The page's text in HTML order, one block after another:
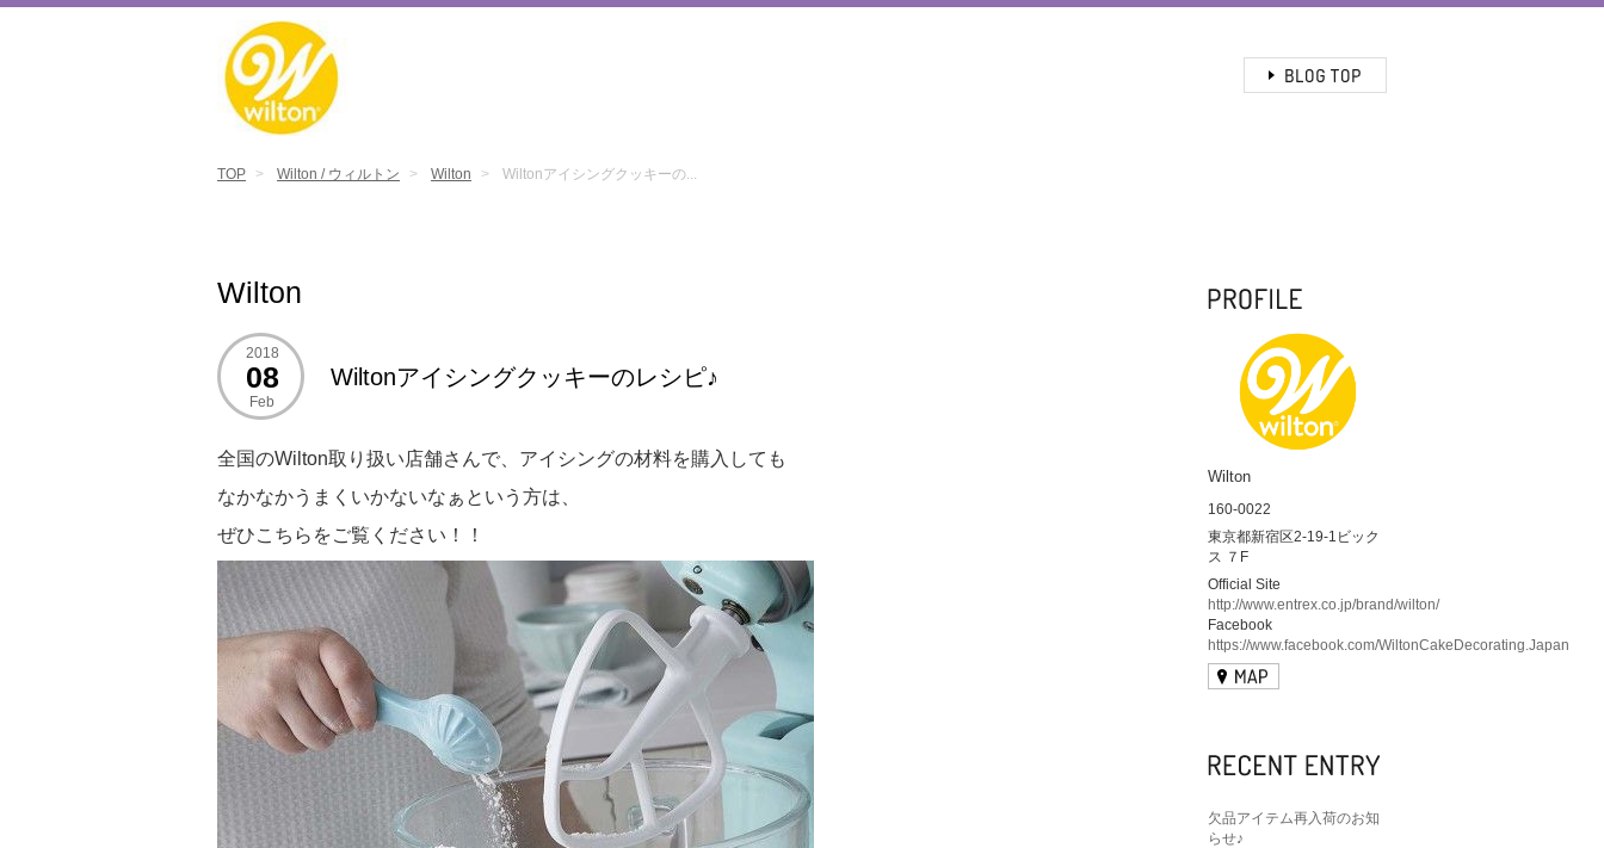
TOP Wilton / ウィルトン Wilton Wiltonアイシングクッキーの...
Wilton
2018
08
Feb
Wiltonアイシングクッキーのレシピ♪
全国のWilton取り扱い店舗さんで、アイシングの材料を購入しても
なかなかうまくいかないなぁという方は、
ぜひこちらをご覧ください！！
Wilton
160-0022
東京都新宿区2-19-1ビック
ス ７F
Official Site
http://www.entrex.co.jp/brand/wilton/
Facebook
https://www.facebook.com/WiltonCakeDecorating.Japan
欠品アイテム再入荷のお知
らせ♪